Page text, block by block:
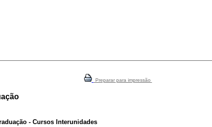
Preparar para impressão
- Cursos Interunidades